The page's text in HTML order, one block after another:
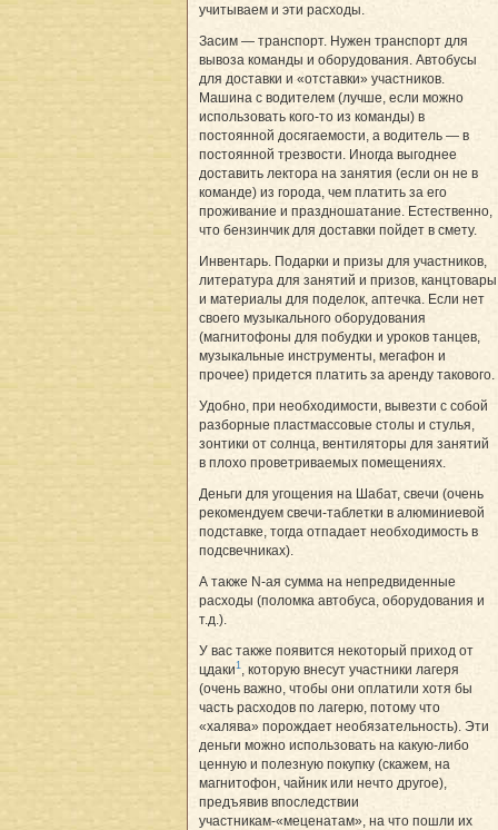
учитываем и эти расходы.
Засим — транспорт. Нужен транспорт для
вывоза команды и оборудования. Автобусы
для доставки и «отставки» участников.
Машина с водителем (лучше, если можно
использовать кого-то из команды) в
постоянной досягаемости, а водитель — в
постоянной трезвости. Иногда выгоднее
доставить лектора на занятия (если он не в
команде) из города, чем платить за его
проживание и праздношатание. Естественно,
что бензинчик для доставки пойдет в смету.
Инвентарь. Подарки и призы для участников,
литература для занятий и призов, канцтовары
и материалы для поделок, аптечка. Если нет
своего музыкального оборудования
(магнитофоны для побудки и уроков танцев,
музыкальные инструменты, мегафон и
прочее) придется платить за аренду такового.
Удобно, при необходимости, вывезти с собой
разборные пластмассовые столы и стулья,
зонтики от солнца, вентиляторы для занятий
в плохо проветриваемых помещениях.
Деньги для угощения на Шабат, свечи (очень
рекомендуем свечи-таблетки в алюминиевой
подставке, тогда отпадает необходимость в
подсвечниках).
А также N-ая сумма на непредвиденные
расходы (поломка автобуса, оборудования и
т.д.).
У вас также появится некоторый приход от
цдаки1, которую внесут участники лагеря
(очень важно, чтобы они оплатили хотя бы
часть расходов по лагерю, потому что
«халява» порождает необязательность). Эти
деньги можно использовать на какую-либо
ценную и полезную покупку (скажем, на
магнитофон, чайник или нечто другое),
предъявив впоследствии
участникам-«меценатам», на что пошли их